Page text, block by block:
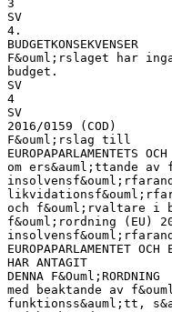
3
SV
4.
BUDGETKONSEKVENSER
F&ouml;rslaget har
budget.
SV
4
SV
2016/0159 (COD)
F&ouml;rslag till
EUROPAPARLAMENTETS
om ers&auml;ttande av
och f&ouml;rvaltare i
f&ouml;rordning (EU)
EUROPAPARLAMENTET
HAR ANTAGIT
DENNA F&Ouml;RORDNING
med beaktande av
funktionss&auml;tt,